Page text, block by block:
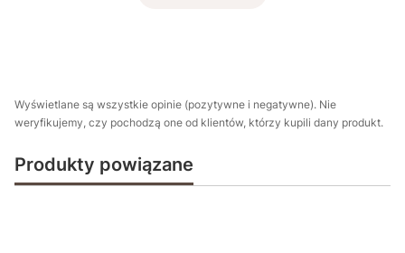
Wyświetlane są wszystkie opinie (pozytywne i negatywne). Nie
weryfikujemy, czy pochodzą one od klientów, którzy kupili dany produkt.
Produkty powiązane